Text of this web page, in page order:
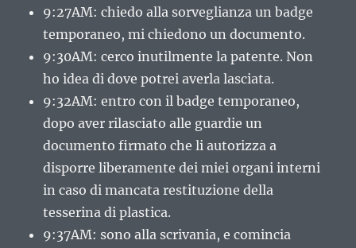
9:27AM: chiedo alla sorveglianza un badge
temporaneo, mi chiedono un documento.
9:30AM: cerco inutilmente la patente. Non
ho idea di dove potrei averla lasciata.
9:32AM: entro con il badge temporaneo,
dopo aver rilasciato alle guardie un
documento firmato che li autorizza a
disporre liberamente dei miei organi interni
in caso di mancata restituzione della
tesserina di plastica.
9:37AM: sono alla scrivania, e comincia